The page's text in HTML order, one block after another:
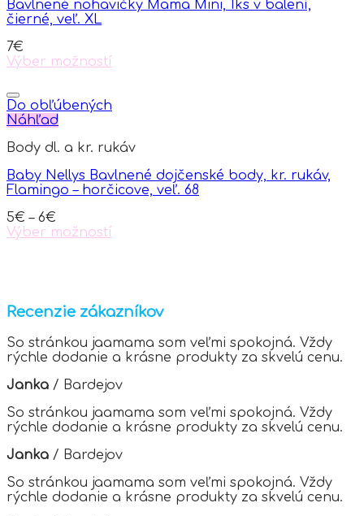
Bavlnené nohavičky Mama Mini, 1ks v balení,
čierné, veľ. XL
7€
Výber možností
product
has
multiple
The
may
be
on
the
Do obľúbených
Náhľad
Body dl. a kr. rukáv
Baby Nellys Bavlnené dojčenské body, kr. rukáv,
Flamingo – horčicove, veľ. 68
5€ – 6€
Výber možností
variants.
The
options
may
be
chosen
on
the
product
page
Recenzie zákazníkov
So stránkou jaamama som veľmi spokojná. Vždy
rýchle dodanie a krásne produkty za skvelú cenu.
Janka / Bardejov
So stránkou jaamama som veľmi spokojná. Vždy
rýchle dodanie a krásne produkty za skvelú cenu.
Janka / Bardejov
So stránkou jaamama som veľmi spokojná. Vždy
rýchle dodanie a krásne produkty za skvelú cenu.